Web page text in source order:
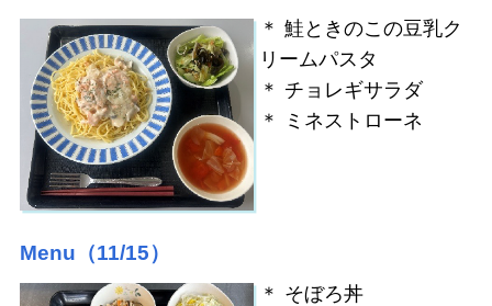
＊ 鮭ときのこの豆乳ク
リームパスタ
＊ チョレギサラダ
＊ ミネストローネ
Menu（11/15）
＊ そぼろ丼